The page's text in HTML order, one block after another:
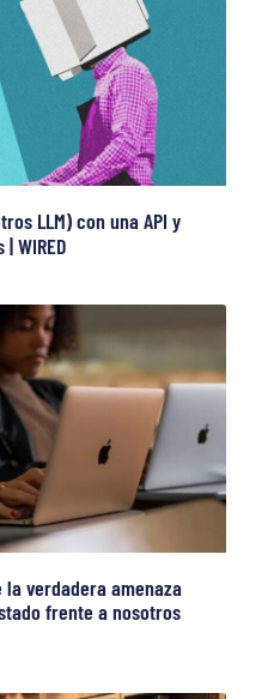
LLM) con una API y
WIRED
verdadera amenaza
frente a nosotros